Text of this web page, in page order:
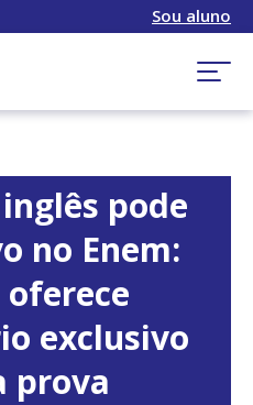
Sou aluno
pode
no Enem:
oferece
exclusivo
prova